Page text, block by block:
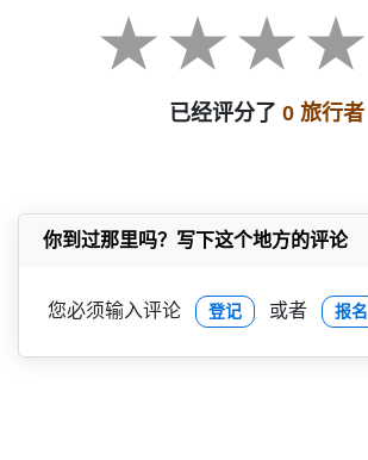
已经评分了 0 旅行者
你到过那里吗？写下这个地方的评论
您必须输入评论 登记 或者 报名